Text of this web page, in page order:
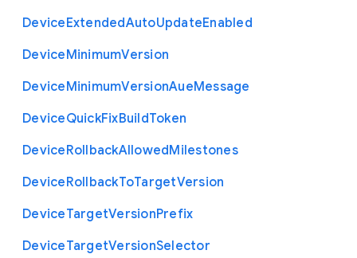
DeviceExtendedAutoUpdateEnabled
DeviceMinimumVersion
DeviceMinimumVersionAueMessage
DeviceQuickFixBuildToken
DeviceRollbackAllowedMilestones
DeviceRollbackToTargetVersion
DeviceTargetVersionPrefix
DeviceTargetVersionSelector